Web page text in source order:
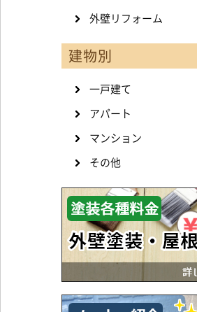
外壁リフォーム
建物別
一戸建て
アパート
マンション
その他